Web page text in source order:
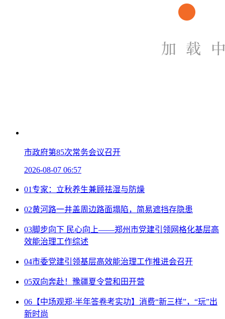
市政府第85次常务会议召开
2026-08-07 06:57
01专家：立秋养生兼顾祛湿与防燥
02黄河路一井盖周边路面塌陷，简易遮挡存隐患
03脚步向下 民心向上——郑州市党建引领网格化基层高
效能治理工作综述
04市委党建引领基层高效能治理工作推进会召开
05双向奔赴！豫疆夏令营和田开营
06 【中场观郑·半年答卷考实功】消费“新三样”，“玩”出
新时尚